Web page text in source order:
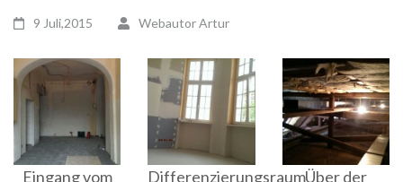
9 Juli,2015 Webautor Artur
Eingang vom
DifferenzierungsraumÜber der